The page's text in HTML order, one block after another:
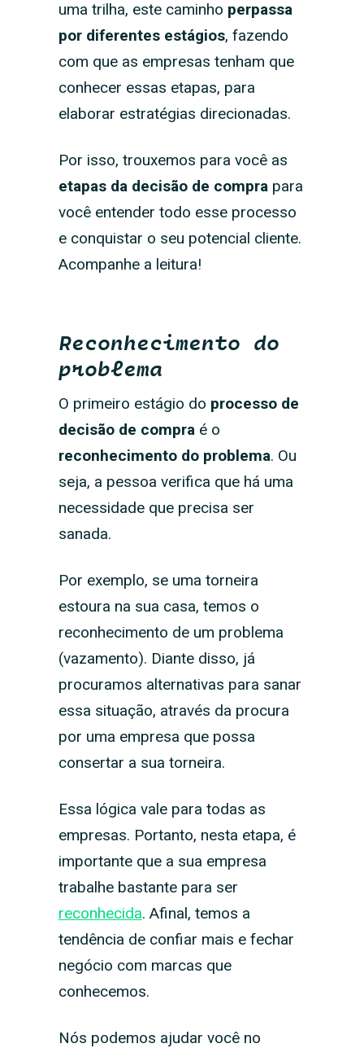
uma trilha, este caminho perpassa
por diferentes estágios, fazendo
com que as empresas tenham que
conhecer essas etapas, para
elaborar estratégias direcionadas.
Por isso, trouxemos para você as
etapas da decisão de comprapara
você entender todo esse processo
e conquistar o seu potencial cliente.
Acompanhe a leitura!
Reconhecimento do
problema
O primeiro estágio do processo de
decisão de compraé o
reconhecimento do problema. Ou
seja, a pessoa verifica que há uma
necessidade que precisa ser
sanada.
Por exemplo, se uma torneira
estoura na sua casa, temos o
reconhecimento de um problema
(vazamento). Diante disso, já
procuramos alternativas para sanar
essa situação, através da procura
por uma empresa que possa
consertar a sua torneira.
Essa lógica vale para todas as
empresas. Portanto, nesta etapa, é
importante que a sua empresa
trabalhe bastante para ser
reconhecida. Afinal, temos a
tendência de confiar mais e fechar
negócio com marcas que
conhecemos.
Nós podemos ajudar você no